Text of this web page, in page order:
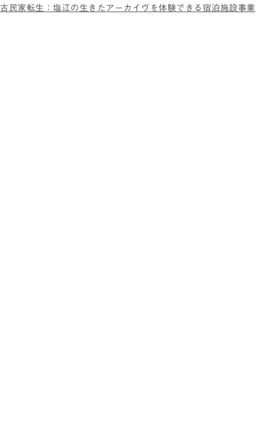
古民家転生：塩江の生きたアーカイヴを体験できる宿泊施設事業